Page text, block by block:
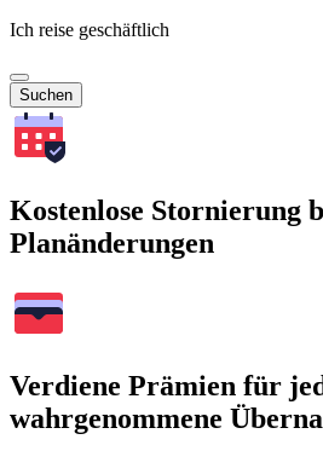
Ich reise geschäftlich
Suchen
Kostenlose Stornierung
Planänderungen
Verdiene Prämien für
wahrgenommene